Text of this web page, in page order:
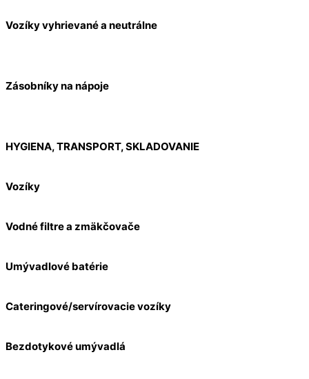
Vozíky vyhrievané a neutrálne
Zásobníky na nápoje
HYGIENA, TRANSPORT, SKLADOVANIE
Vozíky
Vodné filtre a zmäkčovače
Umývadlové batérie
Cateringové/servírovacie vozíky
Bezdotykové umývadlá